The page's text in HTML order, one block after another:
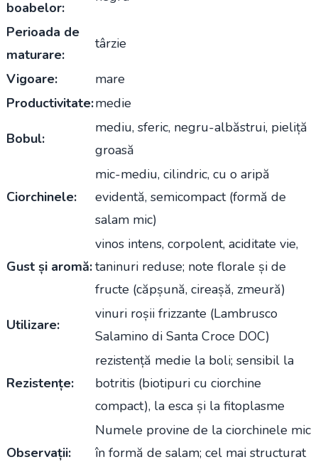
boabelor:
Perioada de
maturare:
târzie
Vigoare:
mare
Productivitate:medie
Bobul:
mediu, sferic, negru-albăstrui, pieliță
groasă
Ciorchinele:
mic-mediu, cilindric, cu o aripă
evidentă, semicompact (formă de
salam mic)
Gust și aromă:
vinos intens, corpolent, aciditate vie,
taninuri reduse; note florale și de
fructe (căpșună, cireașă, zmeură)
Utilizare:
vinuri roșii frizzante (Lambrusco
Salamino di Santa Croce DOC)
Rezistențe:
rezistență medie la boli; sensibil la
botritis (biotipuri cu ciorchine
compact), la esca și la fitoplasme
Observații:
Numele provine de la ciorchinele mic
în formă de salam; cel mai structurat